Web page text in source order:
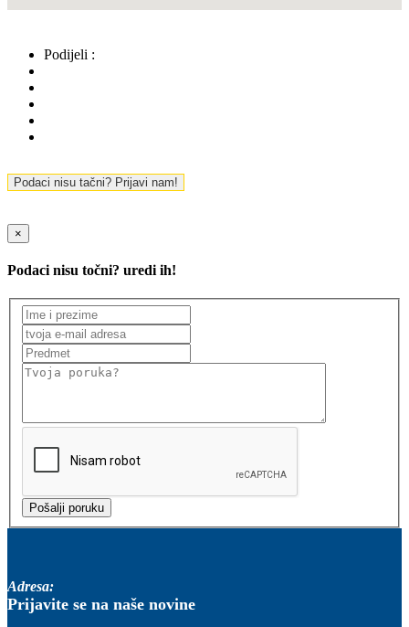
Podijeli :
Podaci nisu tačni? Prijavi nam!
×
Podaci nisu točni? uredi ih!
Adresa:
Prijavite se na naše novine